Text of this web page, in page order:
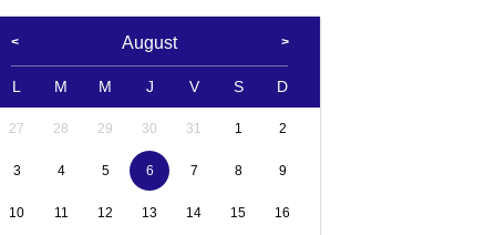
August
L M M J V S D
27 28 29 30 31 1 2
3 4 5 6 7 8 9
10 11 12 13 14 15 16